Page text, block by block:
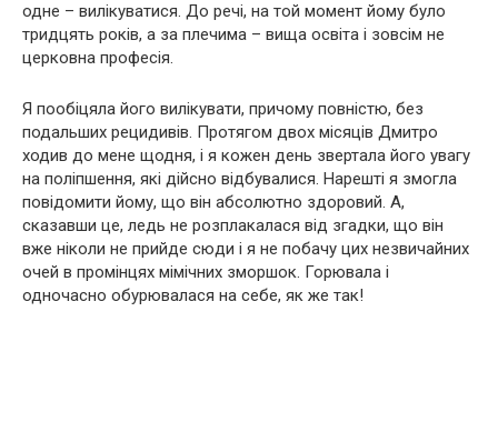
одне – вилікуватися. До речі, на той момент йому було
тридцять років, а за плечима – вища освіта і зовсім не
церковна професія.
Я пообіцяла його вилікувати, причому повністю, без
подальших рецидивів. Протягом двох місяців Дмитро
ходив до мене щодня, і я кожен день звертала його увагу
на поліпшення, які дійсно відбувалися. Нарешті я змогла
повідомити йому, що він абсолютно здоровий. А,
сказавши це, ледь не розплакалася від згадки, що він
вже ніколи не прийде сюди і я не побачу цих незвичайних
очей в промінцях мімічних зморшок. Горювала і
одночасно обурювалася на себе, як же так!